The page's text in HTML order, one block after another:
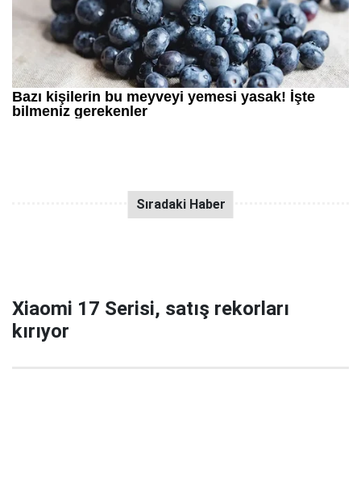
Xiaomi 17 Serisi, satış rekorları
kırıyor